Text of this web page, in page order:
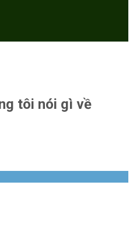
tôi nói gì về